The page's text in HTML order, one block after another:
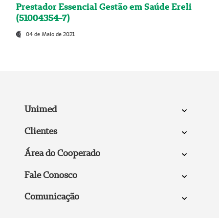
Prestador Essencial Gestão em Saúde Ereli
(51004354-7)
04 de Maio de 2021
Unimed
Clientes
Área do Cooperado
Fale Conosco
Comunicação